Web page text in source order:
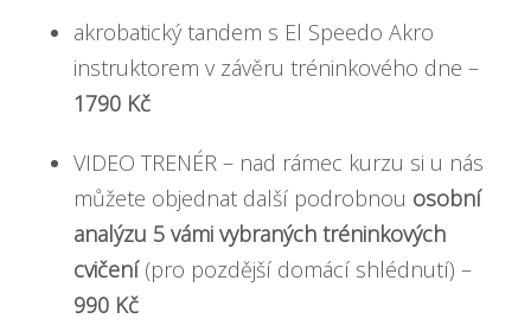
akrobatický tandem s El Speedo Akro
instruktorem v závěru tréninkového dne –
1790 Kč
VIDEO TRENÉR – nad rámec kurzu si u nás
můžete objednat další podrobnou osobní
analýzu 5 vámi vybraných tréninkových
cvičení(pro pozdější domácí shlédnutí) –
990 Kč